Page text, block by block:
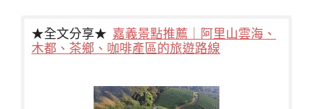
★全文分享★ 嘉義景點推薦｜阿里山雲海、
木都、茶鄉、咖啡產區的旅遊路線